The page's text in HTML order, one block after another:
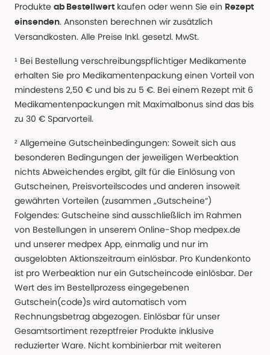
Produkte ab Bestellwert kaufen oder wenn Sie ein Rezept
einsenden. Ansonsten berechnen wir zusätzlich
Versandkosten. Alle Preise Inkl. gesetzl. MwSt.
¹ Bei Bestellung verschreibungspflichtiger Medikamente
erhalten Sie pro Medikamentenpackung einen Vorteil von
mindestens 2,50 € und bis zu 5 €. Bei einem Rezept mit 6
Medikamentenpackungen mit Maximalbonus sind das bis
zu 30 € Sparvorteil.
² Allgemeine Gutscheinbedingungen: Soweit sich aus
besonderen Bedingungen der jeweiligen Werbeaktion
nichts Abweichendes ergibt, gilt für die Einlösung von
Gutscheinen, Preisvorteilscodes und anderen insoweit
gewährten Vorteilen (zusammen „Gutscheine“)
Folgendes: Gutscheine sind ausschließlich im Rahmen
von Bestellungen in unserem Online-Shop medpex.de
und unserer medpex App, einmalig und nur im
ausgelobten Aktionszeitraum einlösbar. Pro Kundenkonto
ist pro Werbeaktion nur ein Gutscheincode einlösbar. Der
Wert des im Bestellprozess eingegebenen
Gutschein(code)s wird automatisch vom
Rechnungsbetrag abgezogen. Einlösbar für unser
Gesamtsortiment rezeptfreier Produkte inklusive
reduzierter Ware. Nicht kombinierbar mit weiteren